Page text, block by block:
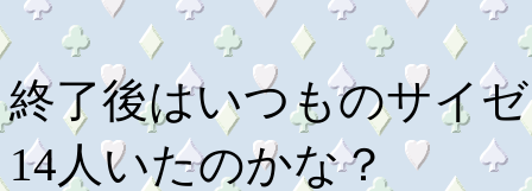
終了後はいつものサイ
14人いたのかな？